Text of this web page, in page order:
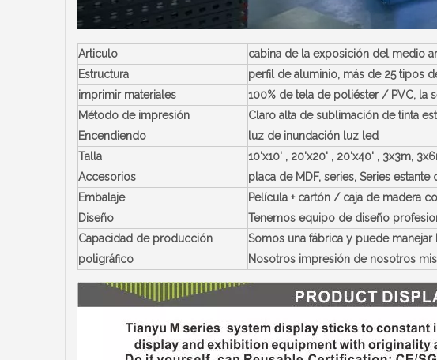
Articulo
cabina de la exposición del medio
Estructura
perfil de aluminio, más de 25 tipos
imprimir materiales
100% de tela de poliéster / PVC, la
Método de impresión
Claro alta de sublimación de tinta
Encendiendo
luz de inundación luz led
Talla
10'x10' , 20'x20' , 20'x40' , 3x3m,
Accesorios
placa de MDF, series, Series
Embalaje
Película + cartón / caja de madera
Diseño
Tenemos equipo de diseño
Capacidad de producción
Somos una fábrica y puede
poligráfico
Nosotros impresión de nosotros